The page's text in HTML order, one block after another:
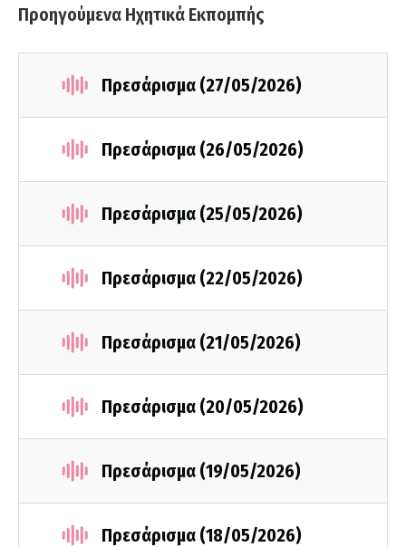
Προηγούμενα Ηχητικά Εκπομπής
Πρεσάρισμα (27/05/2026)
Πρεσάρισμα (26/05/2026)
Πρεσάρισμα (25/05/2026)
Πρεσάρισμα (22/05/2026)
Πρεσάρισμα (21/05/2026)
Πρεσάρισμα (20/05/2026)
Πρεσάρισμα (19/05/2026)
Πρεσάρισμα (18/05/2026)